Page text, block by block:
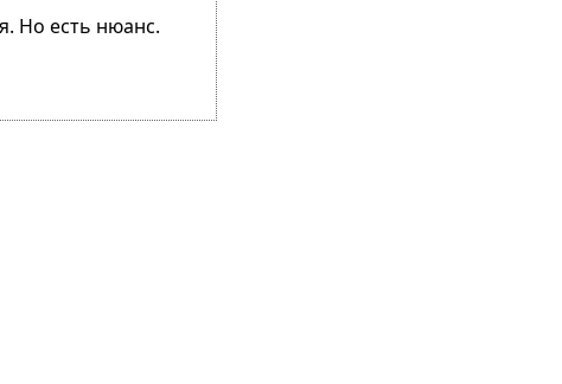
Но есть нюанс.